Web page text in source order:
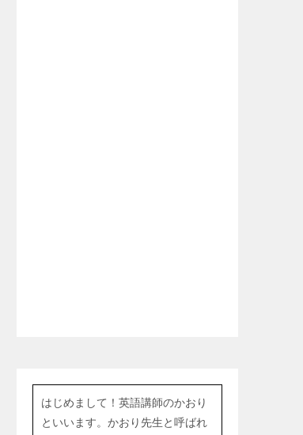
はじめまして！英語講師のかおり
といいます。かおり先生と呼ばれ